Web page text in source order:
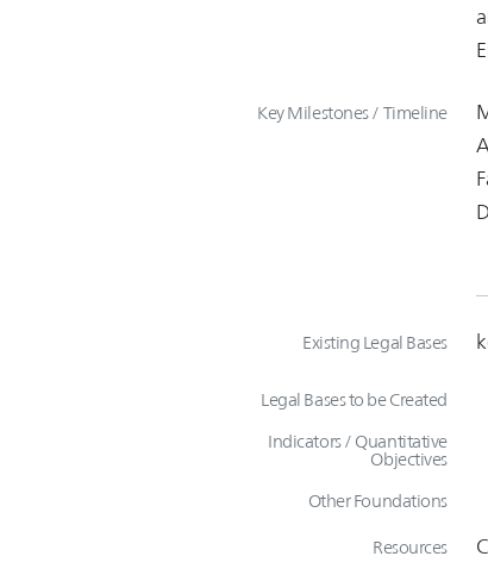
Key Milestones / Timeline
Existing Legal Bases
Legal Bases to be Created
Indicators / Quantitative
Objectives
Other Foundations
Resources